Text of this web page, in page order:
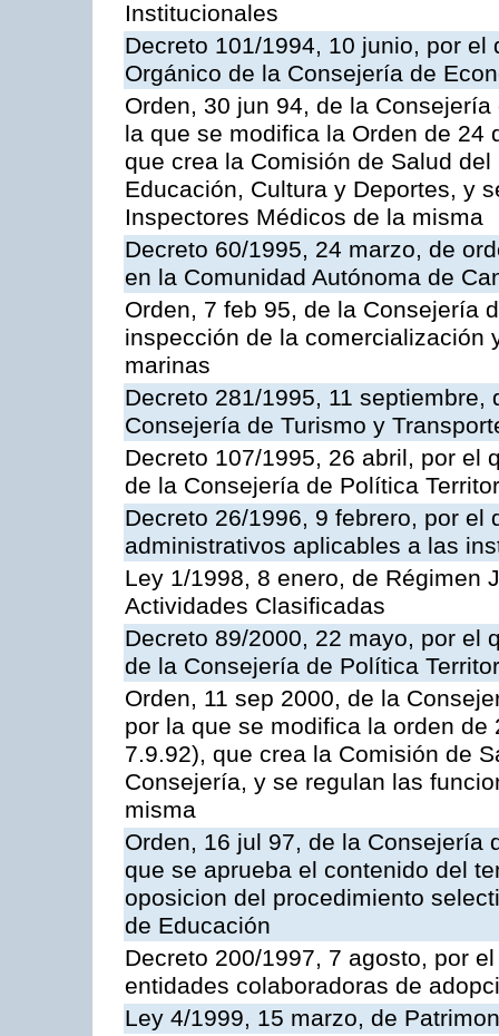
Institucionales
Decreto 101/1994, 10 junio, por
Orgánico de la Consejería de
Orden, 30 jun 94, de la
la que se modifica la Orden de 24
que crea la Comisión de Salud
Educación, Cultura y Deportes, y
Inspectores Médicos de la misma
Decreto 60/1995, 24 marzo, de
en la Comunidad Autónoma de
Orden, 7 feb 95, de la Consejería
inspección de la comercialización
marinas
Decreto 281/1995, 11
Consejería de Turismo y
Decreto 107/1995, 26 abril, por el
de la Consejería de Política
Decreto 26/1996, 9 febrero, por
administrativos aplicables a las
Ley 1/1998, 8 enero, de Régimen
Actividades Clasificadas
Decreto 89/2000, 22 mayo, por el
de la Consejería de Política
Orden, 11 sep 2000, de la
por la que se modifica la orden
7.9.92), que crea la Comisión de
Consejería, y se regulan las
misma
Orden, 16 jul 97, de la Consejería
que se aprueba el contenido del
oposicion del procedimiento
de Educación
Decreto 200/1997, 7 agosto, por
entidades colaboradoras de
Ley 4/1999, 15 marzo, de